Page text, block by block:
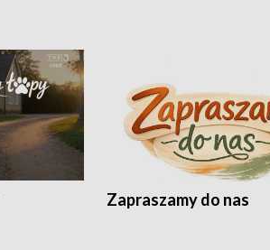
Zapraszamy do nas